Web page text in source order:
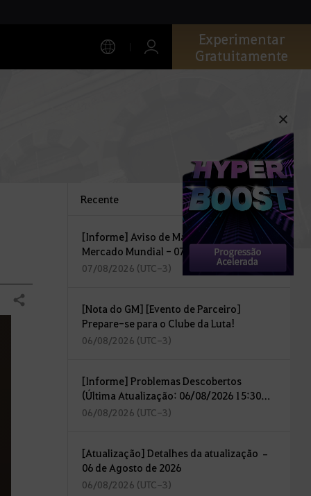
Experimentar
Gratuitamente
Compartilhar
Recente
[Informe] Aviso de Manutenção do
Mercado Mundial - 07/08
07/08/2026 (UTC-3)
[Nota do GM] [Evento de Parceiro]
Prepare-se para o Clube da Luta!
06/08/2026 (UTC-3)
[Informe] Problemas Descobertos
(Última Atualização: 06/08/2026 15:30
(UTC-3))
06/08/2026 (UTC-3)
[Atualização] Detalhes da atualização –
06 de Agosto de 2026
06/08/2026 (UTC-3)